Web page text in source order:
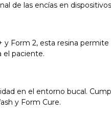
de las encías en
Form 2, esta resina
el paciente.
en el entorno bucal.
y Form Cure.